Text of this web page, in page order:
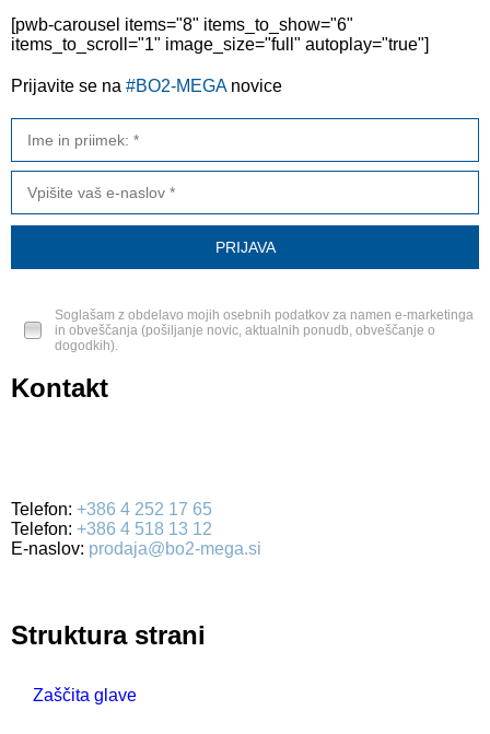
[pwb-carousel items="8" items_to_show="6"
items_to_scroll="1" image_size="full" autoplay="true"]
Prijavite se na #BO2-MEGAnovice
Soglašam z obdelavo mojih osebnih podatkov za namen e-marketinga
in obveščanja (pošiljanje novic, aktualnih ponudb, obveščanje o
dogodkih).
Kontakt
Telefon: +386 4 252 17 65
Telefon: +386 4 518 13 12
E-naslov: prodaja@bo2-mega.si
Struktura strani
Zaščita glave